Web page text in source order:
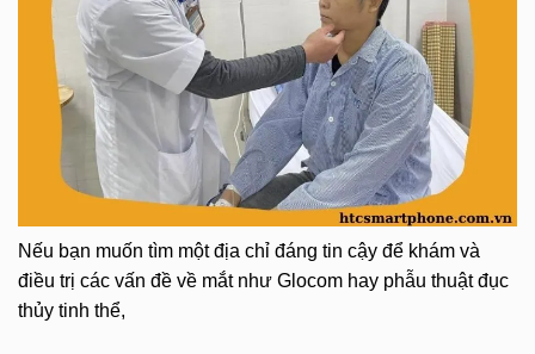
Nếu bạn muốn tìm một địa chỉ đáng tin cậy để khám và
điều trị các vấn đề về mắt như Glocom hay phẫu thuật đục
thủy tinh thể,